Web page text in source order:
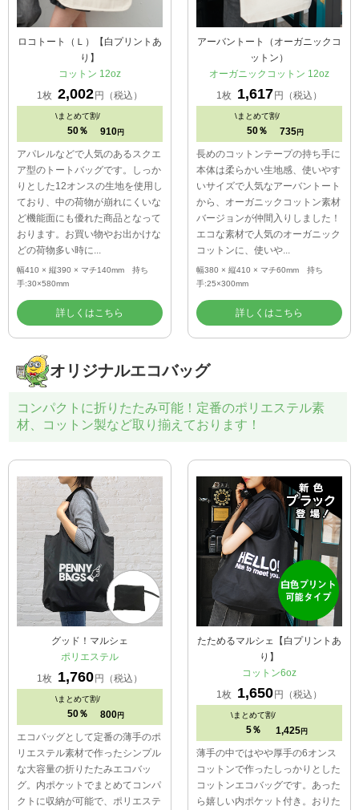
ロコトート（Ｌ）【白プリントあ
り】
コットン 12oz
1枚 2,002円（税込）
\まとめて割/
50％ 910 円
アパレルなどで人気のあるスクエ
ア型のトートバッグです。しっか
りとした12オンスの生地を使用し
ており、中の荷物が崩れにくいな
ど機能面にも優れた商品となって
おります。お買い物やお出かけな
どの荷物多い時に...
幅410 × 縦390 × マチ140mm 持ち
手:30×580mm
詳しくはこちら
アーバントート（オーガニックコ
ットン）
オーガニックコットン 12oz
1枚
1,617円（税込）
\まとめて割/
50％ 735 円
長めのコットンテープの持ち手に
本体は柔らかい生地感、使いやす
いサイズで人気なアーバントート
から、オーガニックコットン素材
バージョンが仲間入りしました！
エコな素材で人気のオーガニック
コットンに、使いや...
幅380 × 縦410 × マチ60mm 持ち
手:25×300mm
詳しくはこちら
オリジナルエコバッグ
コンパクトに折りたたみ可能！定番のポリエステル素
材、コットン製など取り揃えております！
グッド！マルシェ
ポリエステル
1枚
1,760 円（税込）
\まとめて割/
50％ 800 円
エコバッグとして定番の薄手のポ
リエステル素材で作ったシンプル
な大容量の折りたたみエコバッ
グ。内ポケットでまとめてコンパ
クトに収納が可能で、ポリエステ
たためるマルシェ【白プリントあ
り】
コットン6oz
1枚
1,650 円（税込）
\まとめて割/
5％ 1,425 円
薄手の中ではやや厚手の6オンス
コットンで作ったしっかりとした
コットンエコバッグです。あった
ら嬉しい内ポケット付き。おりた